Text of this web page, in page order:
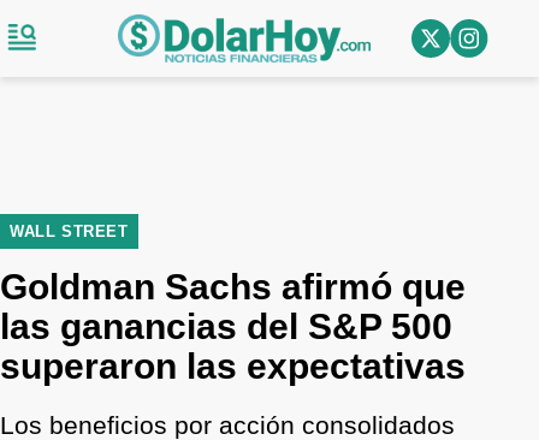
WALL STREET
Goldman Sachs afirmó que
las ganancias del S&P 500
superaron las expectativas
Los beneficios por acción consolidados